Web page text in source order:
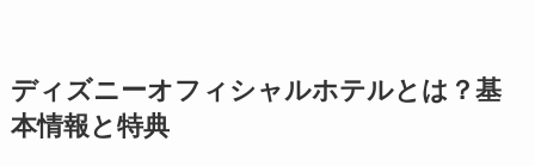
ディズニーオフィシャルホテルとは？基
本情報と特典